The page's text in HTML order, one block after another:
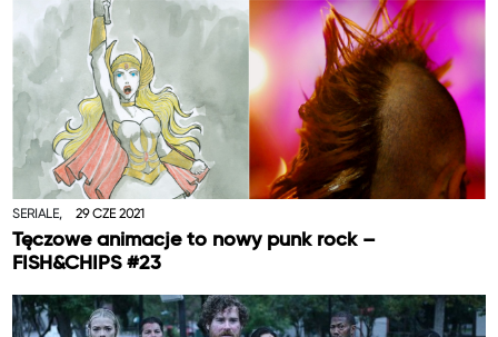
SERIALE, 29 CZE 2021
Tęczowe animacje to nowy punk rock –
FISH&CHIPS #23